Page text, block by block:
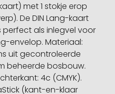
met 1 stokje erop
De DIN Lang-kaart
als inlegvel voor
envelop. Materiaal:
uit gecontroleerde
beheerde bosbouw.
4c (CMYK).
(kant-en-klaar